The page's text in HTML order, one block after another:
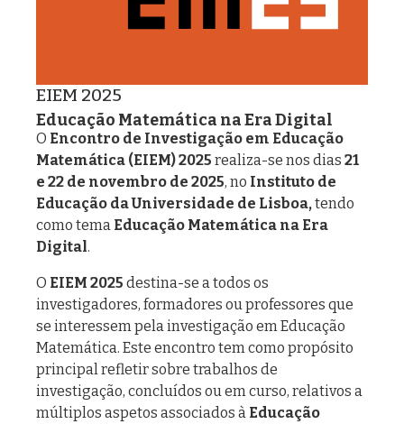
EIEM 2025
Educação Matemática na Era Digital
O Encontro de Investigação em Educação
Matemática (EIEM) 2025 realiza-se nos dias 21
e 22 de novembro de 2025, no Instituto de
Educação da Universidade de Lisboa, tendo
como tema Educação Matemática na Era
Digital.
O EIEM 2025 destina-se a todos os
investigadores, formadores ou professores que
se interessem pela investigação em Educação
Matemática. Este encontro tem como propósito
principal refletir sobre trabalhos de
investigação, concluídos ou em curso, relativos a
múltiplos aspetos associados à Educação